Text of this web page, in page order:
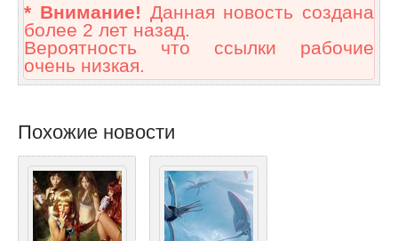
* Внимание! Данная новость создана
более 2 лет назад.
Вероятность что ссылки рабочие
очень низкая.
Похожие новости